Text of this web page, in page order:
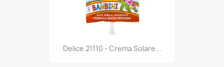
Anteprima
Delice 21110 - Crema Solare...